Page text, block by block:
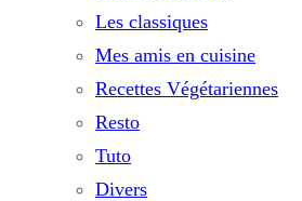
Les classiques
Mes amis en cuisine
Recettes Végétariennes
Resto
Tuto
Divers